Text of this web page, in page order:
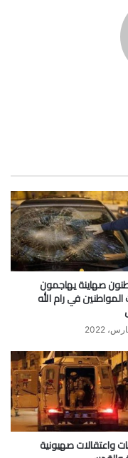
صهاينة يهاجمون
في رام الله
واعتقالات صهيونية